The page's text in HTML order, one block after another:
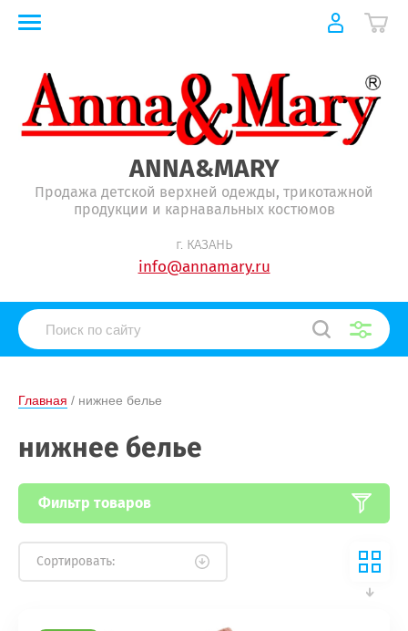
ANNA&MARY
Продажа детской верхней одежды, трикотажной
продукции и карнавальных костюмов
г. КАЗАНЬ
info@annamary.ru
Главная / нижнее белье
нижнее белье
Фильтр товаров
Сортировать: